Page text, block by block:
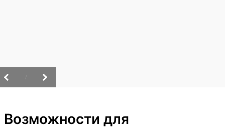
Возможности для